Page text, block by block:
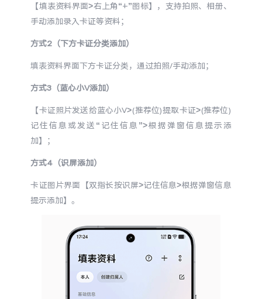
【填表资料界面>右上角“+”图标】，支持拍照、相册、
手动添加录入卡证等资料；
方式2（下方卡证分类添加）
填表资料界面下方卡证分类，通过拍照/手动添加；
方式3（蓝心小V添加）
【卡证照片发送给蓝心小V>(推荐位)提取卡证>(推荐位)
记住信息或发送“记住信息”>根据弹窗信息提示添
加】；
方式4（识屏添加）
卡证图片界面【双指长按识屏>记住信息>根据弹窗信息
提示添加】。